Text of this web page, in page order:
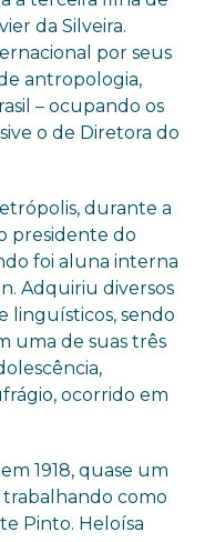
da Silveira.
por seus
antropologia,
– ocupando os
o de Diretora do
durante a
presidente do
foi aluna interna
Adquiriu diversos
linguísticos, sendo
uma de suas três
ocorrido em
1918, quase um
trabalhando como
Pinto. Heloísa